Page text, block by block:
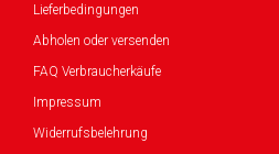
Lieferbedingungen
Abholen oder versenden
FAQ Verbraucherkäufe
Impressum
Widerrufsbelehrung